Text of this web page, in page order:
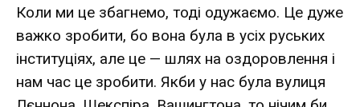
Коли ми це збагнемо, тоді одужаємо. Це дуже
важко зробити, бо вона була в усіх руських
інституціях, але це — шлях на оздоровлення і
нам час це зробити. Якби у нас була вулиця